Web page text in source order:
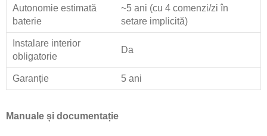
Autonomie estimată
baterie
~5 ani (cu 4 comenzi/zi în
setare implicită)
Instalare interior
obligatorie
Da
Garanție 5 ani
Manuale și documentație